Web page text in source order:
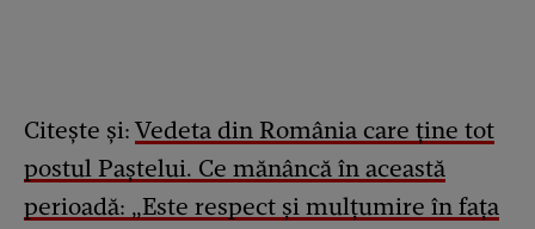
Citește și: Vedeta din România care ține tot
postul Paștelui. Ce mănâncă în această
perioadă: „Este respect și mulțumire în fața